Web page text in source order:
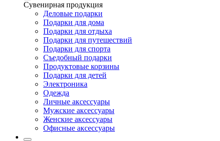
Сувенирная продукция
Деловые подарки
Подарки для дома
Подарки для отдыха
Подарки для путешествий
Подарки для спорта
Съедобный подарки
Продуктовые корзины
Подарки для детей
Электроника
Одежда
Личные аксессуары
Мужские аксессуары
Женские аксессуары
Офисные аксессуары